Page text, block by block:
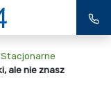
Stacjonarne
ale nie znasz